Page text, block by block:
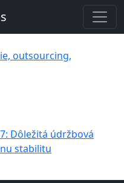
outsourcing,
Dôležitá údržbová
stabilitu